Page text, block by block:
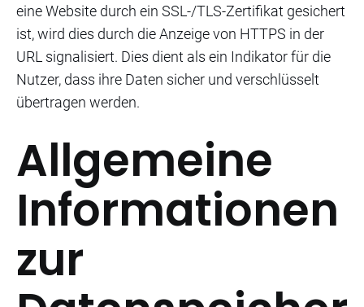
eine Website durch ein SSL-/TLS-Zertifikat gesichert
ist, wird dies durch die Anzeige von HTTPS in der
URL signalisiert. Dies dient als ein Indikator für die
Nutzer, dass ihre Daten sicher und verschlüsselt
übertragen werden.
Allgemeine
Informationen
zur